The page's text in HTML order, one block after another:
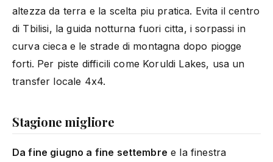
altezza da terra e la scelta piu pratica. Evita il centro
di Tbilisi, la guida notturna fuori citta, i sorpassi in
curva cieca e le strade di montagna dopo piogge
forti. Per piste difficili come Koruldi Lakes, usa un
transfer locale 4x4.
Stagione migliore
Da fine giugno a fine settembre e la finestra